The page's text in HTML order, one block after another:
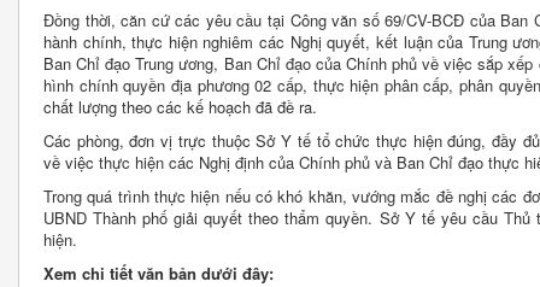
Đồng thời, căn cứ các yêu cầu tại Công văn số 69/CV-BCĐ của
hành chính, thực hiện nghiêm các Nghị quyết, kết luận của Trung
Ban Chỉ đạo Trung ương, Ban Chỉ đạo của Chính phủ về việc sắp
hình chính quyền địa phương 02 cấp, thực hiện phân cấp, phân
chất lượng theo các kế hoạch đã đề ra.
Các phòng, đơn vị trực thuộc Sở Y tế tổ chức thực hiện đúng, đầy
về việc thực hiện các Nghị định của Chính phủ và Ban Chỉ đạo thực
Trong quá trình thực hiện nếu có khó khăn, vướng mắc đề nghị các
UBND Thành phố giải quyết theo thẩm quyền. Sở Y tế yêu cầu
hiện.
Xem chi tiết văn bản dưới đây: